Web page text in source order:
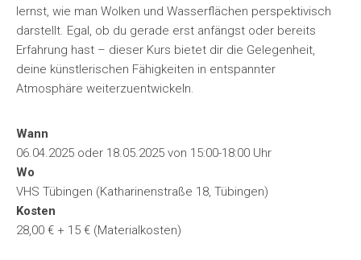
lernst, wie man Wolken und Wasserflächen perspektivisch
darstellt. Egal, ob du gerade erst anfängst oder bereits
Erfahrung hast – dieser Kurs bietet dir die Gelegenheit,
deine künstlerischen Fähigkeiten in entspannter
Atmosphäre weiterzuentwickeln.
Wann
06.04.2025 oder 18.05.2025 von 15:00-18:00 Uhr
Wo
VHS Tübingen (Katharinenstraße 18, Tübingen)
Kosten
28,00 € + 15 € (Materialkosten)